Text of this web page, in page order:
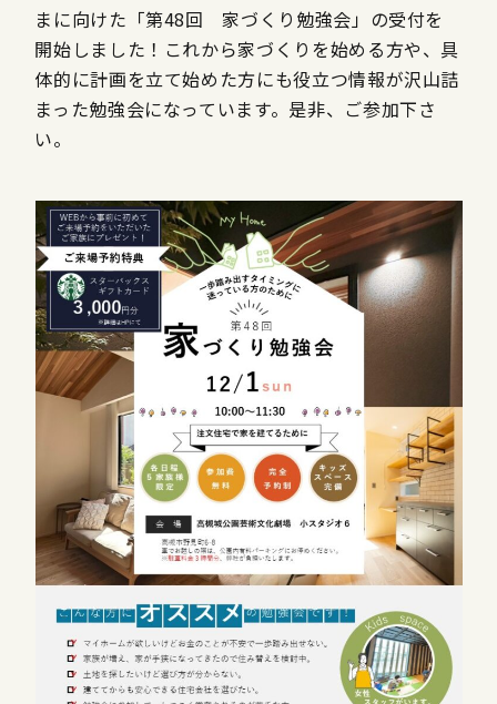
まに向けた「第48回 家づくり勉強会」の受付を
開始しました！これから家づくりを始める方や、具
体的に計画を立て始めた方にも役立つ情報が沢山詰
まった勉強会になっています。是非、ご参加下さ
い。